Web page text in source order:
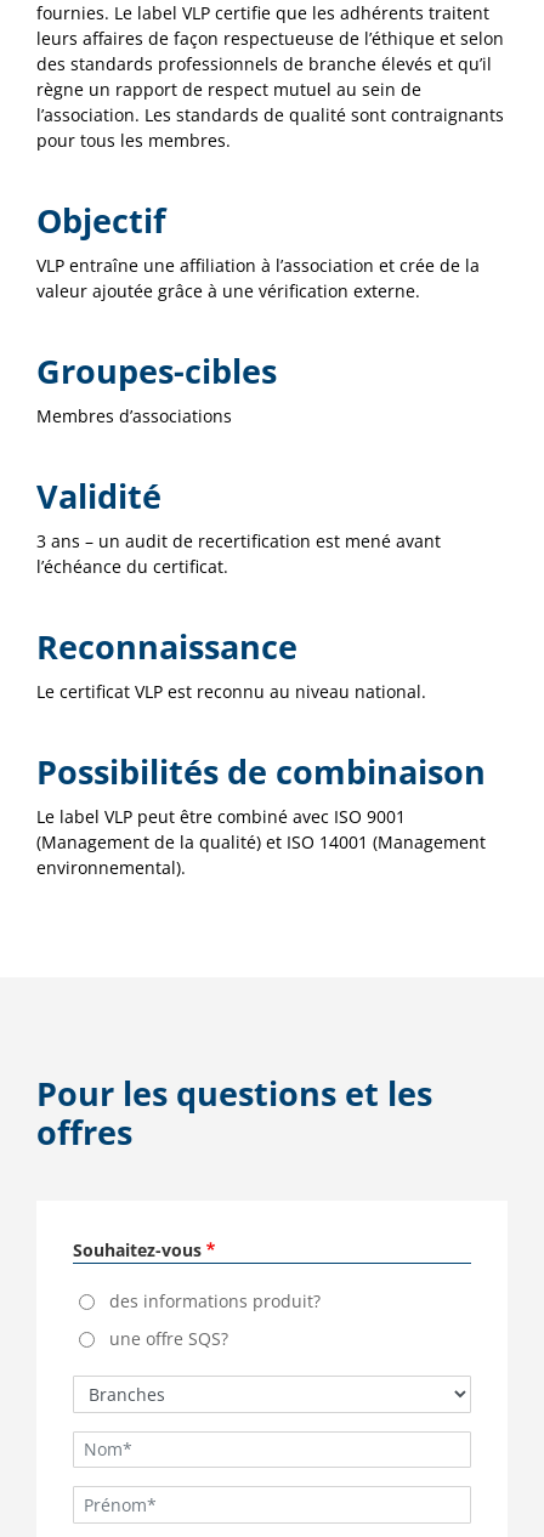
fournies. Le label VLP certifie que les adhérents traitent
leurs affaires de façon respectueuse de l’éthique et selon
des standards professionnels de branche élevés et qu’il
règne un rapport de respect mutuel au sein de
l’association. Les standards de qualité sont contraignants
pour tous les membres.
Objectif
VLP entraîne une affiliation à l’association et crée de la
valeur ajoutée grâce à une vérification externe.
Groupes-cibles
Membres d’associations
Validité
3 ans – un audit de recertification est mené avant
l’échéance du certificat.
Reconnaissance
Le certificat VLP est reconnu au niveau national.
Possibilités de combinaison
Le label VLP peut être combiné avec ISO 9001
(Management de la qualité) et ISO 14001 (Management
environnemental).
Pour les questions et les
offres
Souhaitez-vous
des informations produit?
une offre SQS?